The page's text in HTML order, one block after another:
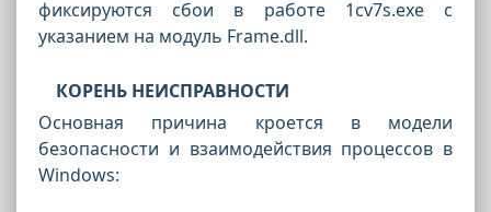
фиксируются сбои в работе 1cv7s.exe с
указанием на модуль Frame.dll.
КОРЕНЬ НЕИСПРАВНОСТИ
Основная причина кроется в модели
безопасности и взаимодействия процессов в
Windows: